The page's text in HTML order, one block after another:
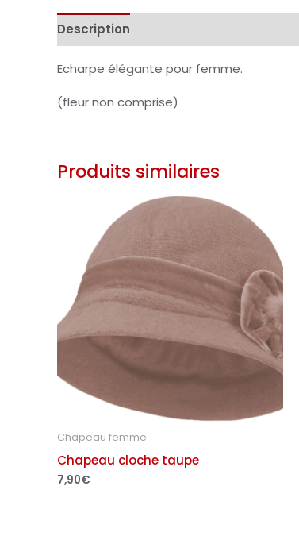
Description
Echarpe élégante pour femme.
(fleur non comprise)
Produits similaires
Chapeau femme
Chapeau cloche taupe
7,90€